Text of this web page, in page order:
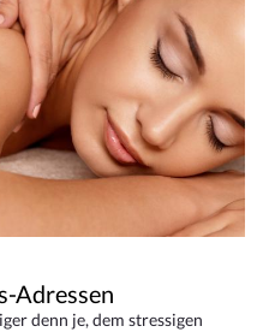
Adressen
denn je, dem stressigen